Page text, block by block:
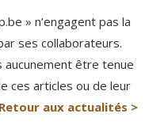
» n’engagent pas la
ses collaborateurs.
aucunement être tenue
ces articles ou de leur
Retour aux actualités >